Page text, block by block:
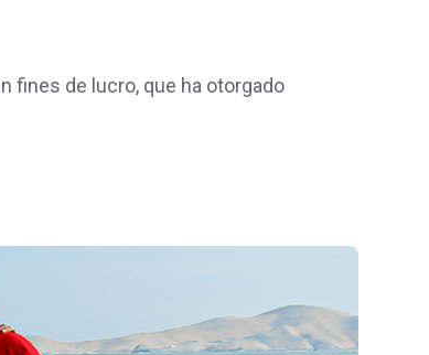
fines de lucro, que ha otorgado